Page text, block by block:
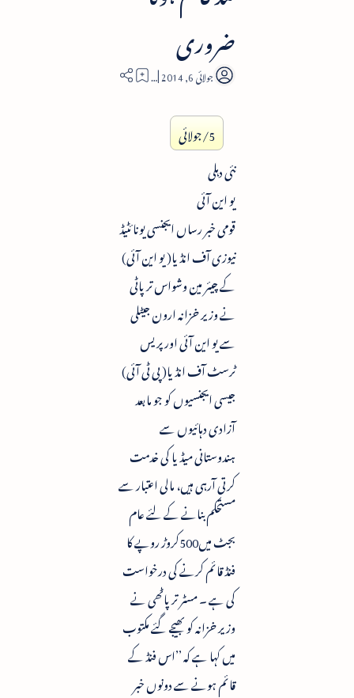
ضروری
2
5/جولائی
نئی دہلی
یو این آئی
قومی خبر رساں ایجنسی یونائٹیڈ
نیوزی آف انڈیا( یو این آئی)
کے چیئر مین وشواس ترپاٹی
نے وزیر خزانہ ارون جیٹلی
سے یو این آئی اور پریس
ٹرسٹ آف انڈیا( پی ٹی آئی)
جیسی ایجنسیوں کو جو مابعد
آزادی دہائیوں سے
ہندوستانی میڈیا کی خدمت
کرتی آرہی ہیں، مالی اعتبار سے
مستحکم بنانے کے لئے عام
بجٹ میں500کروڑ روپے کا
فنڈ قائم کرنے کی درخواست
کی ہے ۔ مسٹر ترپاٹھی نے
وزیر خزانہ کو بھیجے گئے مکتوب
میں کہا ہے کہ ’’اس فنڈ کے
قائم ہونے سے دونوں خبر